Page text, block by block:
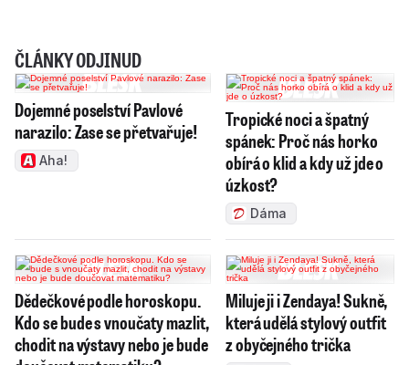
ČLÁNKY ODJINUD
Dojemné poselství Pavlové
narazilo: Zase se přetvařuje!
Aha!
Tropické noci a špatný
spánek: Proč nás horko
obírá o klid a kdy už jde o
úzkost?
Dáma
Dědečkové podle horoskopu.
Kdo se bude s vnoučaty mazlit,
chodit na výstavy nebo je bude
Miluje ji i Zendaya! Sukně,
která udělá stylový outfit
z obyčejného trička